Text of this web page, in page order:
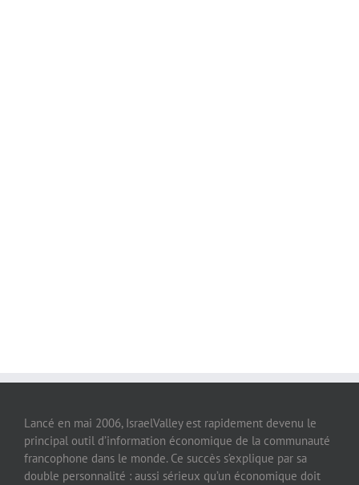
Lancé en mai 2006, IsraelValley est rapidement devenu le
principal outil d’information économique de la communauté
francophone dans le monde. Ce succès s’explique par sa
double personnalité : aussi sérieux qu’un économique doit